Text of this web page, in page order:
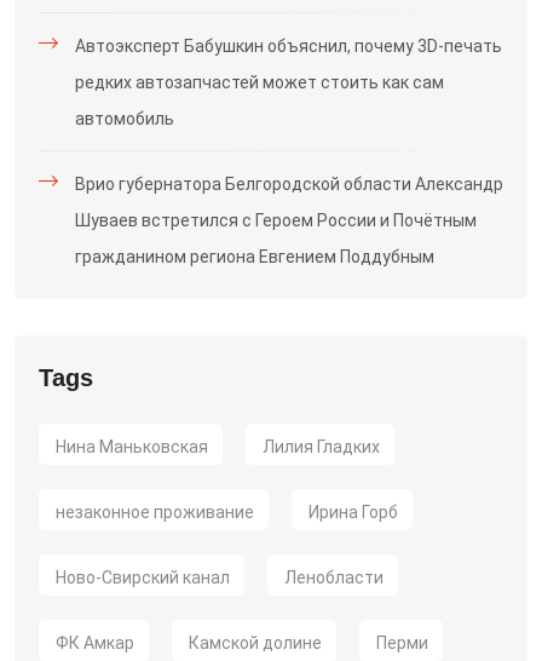
Автоэксперт Бабушкин объяснил, почему 3D-печать
редких автозапчастей может стоить как сам
автомобиль
Врио губернатора Белгородской области Александр
Шуваев встретился с Героем России и Почётным
гражданином региона Евгением Поддубным
Tags
Нина Маньковская Лилия Гладких
незаконное проживание Ирина Горб
Ново-Свирский канал Ленобласти
ФК Амкар Камской долине Перми